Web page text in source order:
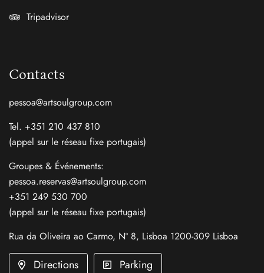
Tripadvisor
Contacts
pessoa@artsoulgroup.com
Tel. +351 210 437 810
(appel sur le réseau fixe portugais)
Groupes & Événements:
pessoa.reservas@artsoulgroup.com
+351 249 530 700
(appel sur le réseau fixe portugais)
Rua da Oliveira ao Carmo, Nº 8, Lisboa 1200-309 Lisboa
Directions Parking